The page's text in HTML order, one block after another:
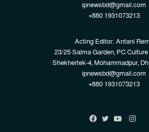
ipnewsbd@gmail.com
+880 1931073213
Acting Editor: Antani
23/25 Salma Garden, PC
Shekhertek-4, Mohammadpur,
ipnewsbd@gmail.com
+880 1931073213